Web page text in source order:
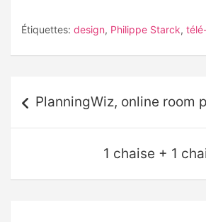
Étiquettes: design, Philippe Starck,
de
l’article
PlanningWiz, online room
1 chaise + 1